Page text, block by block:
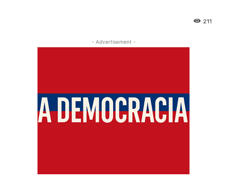
211
- Advertisement -